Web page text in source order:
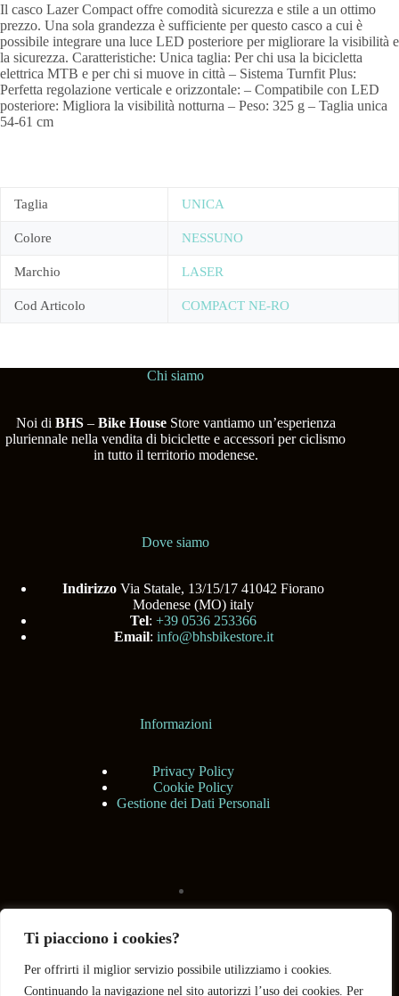
Ti piacciono i cookies?
Per offrirti il miglior servizio possibile utilizziamo i cookies.
Continuando la navigazione nel sito autorizzi l’uso dei cookies. Per
Il casco Lazer Compact offre comodità sicurezza e stile a un ottimo
prezzo. Una sola grandezza è sufficiente per questo casco a cui è
possibile integrare una luce LED posteriore per migliorare la visibilità e
la sicurezza. Caratteristiche: Unica taglia: Per chi usa la bicicletta
elettrica MTB e per chi si muove in città – Sistema Turnfit Plus:
Perfetta regolazione verticale e orizzontale: – Compatibile con LED
posteriore: Migliora la visibilità notturna – Peso: 325 g – Taglia unica
54-61 cm
Taglia UNICA
Colore NESSUNO
Marchio LASER
Cod Articolo COMPACT NE-RO
Chi siamo
Noi di BHS– Bike HouseStore vantiamo un’esperienza
pluriennale nella vendita di biciclette e accessori per ciclismo
in tutto il territorio modenese.
Dove siamo
Indirizzo Via Statale, 13/15/17 41042 Fiorano
Modenese (MO) italy
Tel:+39 0536 253366
Email: info@bhsbikestore.it
Informazioni
Privacy Policy
Cookie Policy
Gestione dei Dati Personali